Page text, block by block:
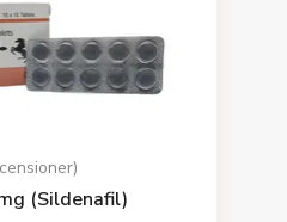
)
(Sildenafil)